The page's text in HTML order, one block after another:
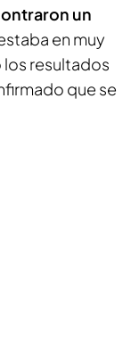
un
en muy
resultados
que se